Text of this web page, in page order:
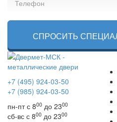
СПРОСИТЬ
+7 (495) 924-03-50
+7 (985) 924-03-50
пн-пт с 800 до 2300
сб-вс с 800 до 2300